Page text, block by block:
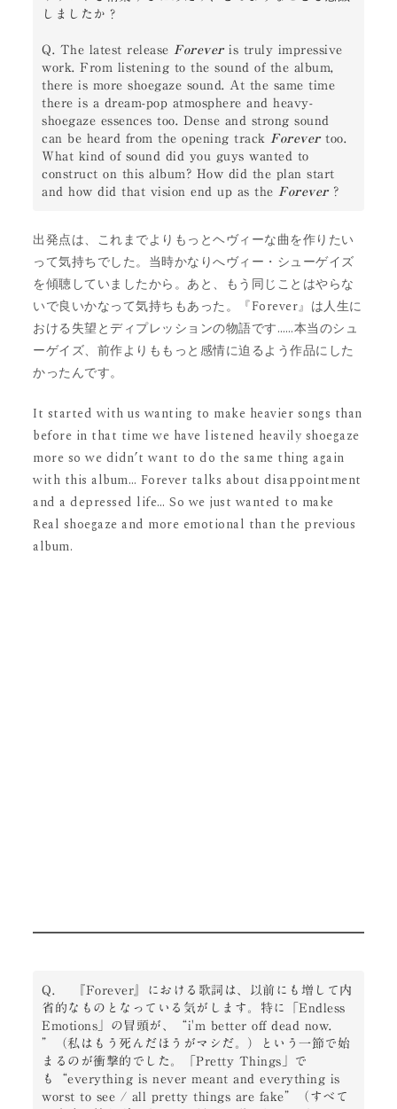
しましたか？
Q. The latest release Forever is truly impressive
work. From listening to the sound of the album,
there is more shoegaze sound. At the same time
there is a dream-pop atmosphere and heavy-
shoegaze essences too. Dense and strong sound
can be heard from the opening track
Forever too.
What kind of sound did you guys wanted to
construct on this album? How did the plan start
and how did that vision end up as the Forever ?
出発点は、これまでよりもっとヘヴィーな曲を作りたい
って気持ちでした。当時かなりへヴィー・シューゲイズ
を傾聴していましたから。あと、もう同じことはやらな
いで良いかなって気持ちもあった。『Forever』は人生に
おける失望とディプレッションの物語です……本当のシュ
ーゲイズ、前作よりももっと感情に迫るよう作品にした
かったんです。
It started with us wanting to make heavier songs than
before in that time we have listened heavily shoegaze
more so we didn’t want to do the same thing again
with this album… Forever talks about disappointment
and a depressed life… So we just wanted to make
Real shoegaze and more emotional than the previous
album.
Q. 　『Forever』における歌詞は、以前にも増して内
省的なものとなっている気がします。特に「Endless
Emotions」の冒頭が、“i'm better off dead now.
”（私はもう死んだほうがマシだ。）という一節で始
まるのが衝撃的でした。「Pretty Things」で
も“everything is never meant and everything is
worst to see / all pretty things are fake”（すべて